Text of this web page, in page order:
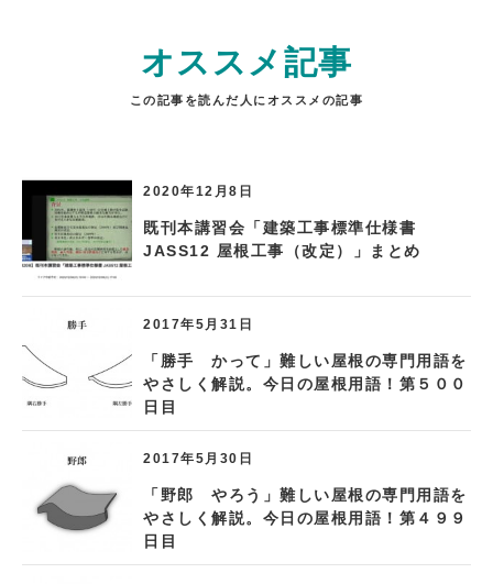
オススメ記事
この記事を読んだ人にオススメの記事
2020年12月8日
既刊本講習会「建築工事標準仕様書
JASS12 屋根工事（改定）」まとめ
2017年5月31日
「勝手 かって」難しい屋根の専門用語を
やさしく解説。今日の屋根用語！第５００
日目
2017年5月30日
「野郎 やろう」難しい屋根の専門用語を
やさしく解説。今日の屋根用語！第４９９
日目